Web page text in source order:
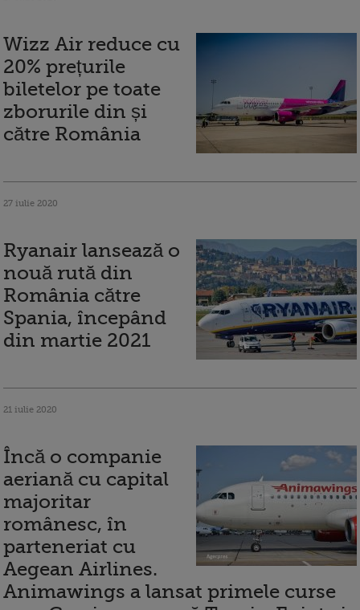
Wizz Air reduce cu
20% prețurile
biletelor pe toate
zborurile din și
către România
27 iulie 2020
Ryanair lansează o
nouă rută din
România către
Spania, începând
din martie 2021
21 iulie 2020
Încă o companie
aeriană cu capital
majoritar
românesc, în
parteneriat cu
Aegean Airlines.
Animawings a lansat primele curse